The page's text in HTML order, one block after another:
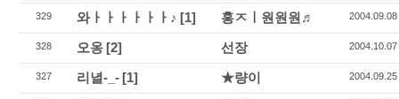
329 와ㅏㅏㅏㅏㅏㅏ♪ [1] 홍ㅈㅣ원원원♬ 2004.09.08
328 오옹 [2] 선장 2004.10.07
327 리녈-_- [1] ★량이 2004.09.25